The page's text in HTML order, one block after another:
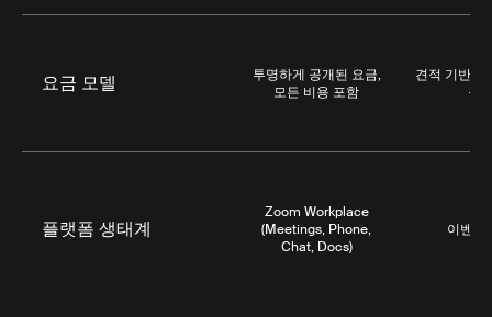
요금 모델
투명하게 공개된 요금,
모든 비용 포함
견적 기반,
구
플랫폼 생태계
Zoom Workplace
(Meetings, Phone,
Chat, Docs)
이벤트